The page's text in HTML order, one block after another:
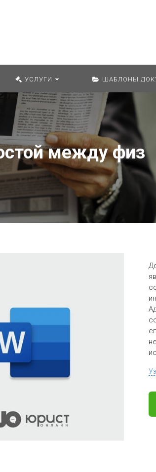
УСЛУГИ ШАБЛОНЫ
между физ